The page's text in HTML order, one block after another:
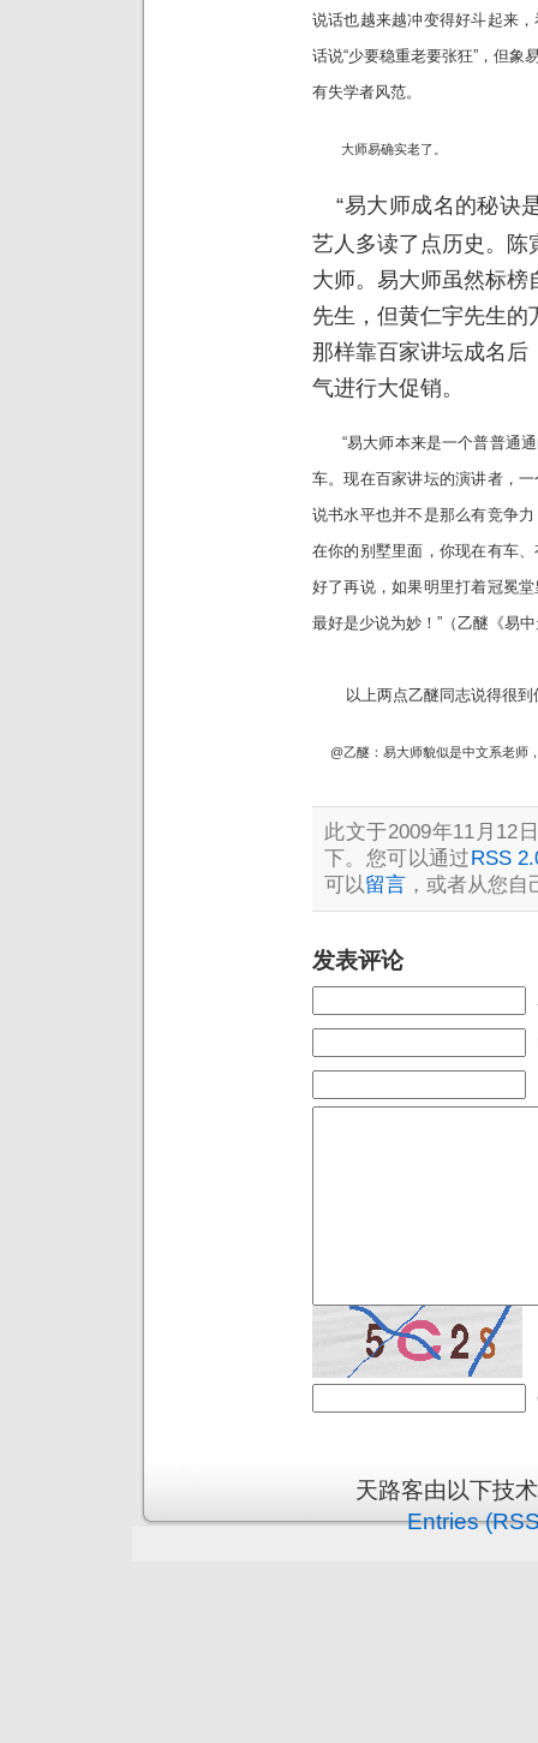
说话也越来越冲变得好斗起来
话说“少要稳重老要张狂”，但象
有失学者风范。
大师易确实老了。
“易大师成名的秘诀
艺人多读了点历史。陈
大师。易大师虽然标
先生，但黄仁宇先生
那样靠百家讲坛成名后
气进行大促销。
“易大师本来是一个普普通通
车。现在百家讲坛的演讲者，
说书水平也并不是那么有竞争
在你的别墅里面，你现在有车
好了再说，如果明里打着冠冕
最好是少说为妙！”（乙醚《易
以上两点乙醚同志说得很到
@乙醚：易大师貌似是中文系老师
此文于2009年11月12
下。您可以通过 RSS
可以留言 ，或者从您自
发表评论
天路客由以下技
Entries